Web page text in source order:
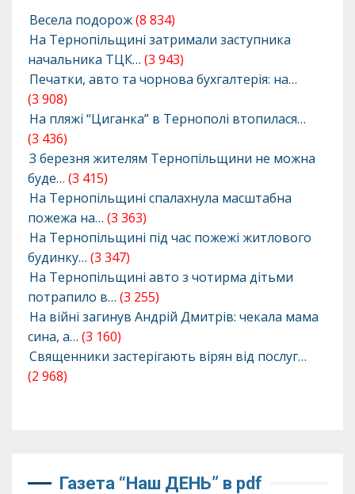
Весела подорож(8 834)
На Тернопільщині затримали заступника
начальника ТЦК… (3 943)
Печатки, авто та чорнова бухгалтерія: на…
(3 908)
На пляжі “Циганка” в Тернополі втопилася…
(3 436)
З березня жителям Тернопільщини не можна
буде… (3 415)
На Тернопільщині спалахнула масштабна
пожежа на… (3 363)
На Тернопільщині під час пожежі житлового
будинку… (3 347)
На Тернопільщині авто з чотирма дітьми
потрапило в… (3 255)
На війні загинув Андрій Дмитрів: чекала мама
сина, а… (3 160)
Священники застерігають вірян від послуг…
(2 968)
Газета “Наш ДЕНЬ” в pdf